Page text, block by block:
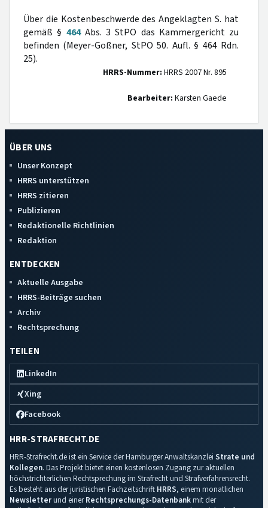
Über die Kostenbeschwerde des Angeklagten S. hat
gemäß § 464Abs. 3 StPO das Kammergericht zu
befinden (Meyer-Goßner, StPO 50. Aufl. § 464 Rdn.
25).
HRRS-Nummer: HRRS 2007 Nr. 895
Bearbeiter: Karsten Gaede
ÜBER UNS
Unser Konzept
HRRS unterstützen
HRRS zitieren
Publizieren
Redaktionelle Richtlinien
Redaktion
ENTDECKEN
Aktuelle Ausgabe
HRRS-Beiträge suchen
Archiv
Rechtsprechung
TEILEN
LinkedIn
Xing
Facebook
HRR-STRAFRECHT.DE
HRR-Strafrecht.de ist ein Service der Hamburger Anwaltskanzlei Strate und
Kollegen. Das Projekt bietet einen kostenlosen Zugang zur aktuellen
höchstrichterlichen Rechtsprechung im Strafrecht und Strafverfahrensrecht.
Es besteht aus der juristischen Fachzeitschrift HRRS, einem monatlichen
Newsletterund einerRechtsprechungs-Datenbankmit der